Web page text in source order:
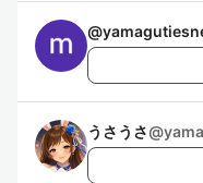
@
うさうさ@